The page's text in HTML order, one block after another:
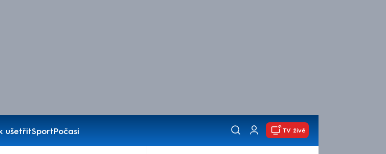
ušetřitSportPočasí
TV živě